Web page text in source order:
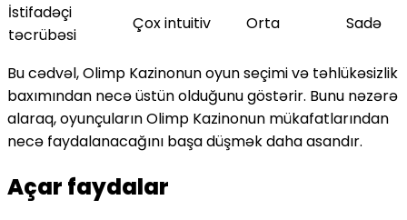
İstifadəçi
təcrübəsi
Çox intuitiv Orta Sadə
Bu cədvəl, Olimp Kazinonun oyun seçimi və təhlükəsizlik
baxımından necə üstün olduğunu göstərir. Bunu nəzərə
alaraq, oyunçuların Olimp Kazinonun mükafatlarından
necə faydalanacağını başa düşmək daha asandır.
Açar faydalar